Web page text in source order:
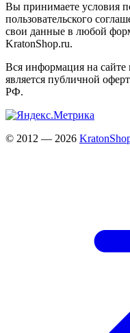
Вы принимаете условия
пользовательского
свои данные в любой
KratonShop.ru.
Вся информация на сайте
является публичной
РФ.
© 2012 — 2026